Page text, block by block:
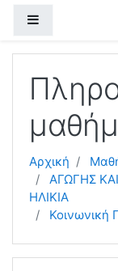
Αρχική
ΑΓΩΓΗΣ
ΗΛΙΚΙΑ
Κοινωνική